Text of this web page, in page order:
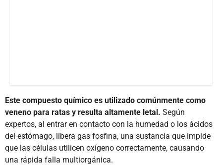
Este compuesto químico es utilizado comúnmente como
veneno para ratas y resulta altamente letal. Según
expertos, al entrar en contacto con la humedad o los ácidos
del estómago, libera gas fosfina, una sustancia que impide
que las células utilicen oxígeno correctamente, causando
una rápida falla multiorgánica.